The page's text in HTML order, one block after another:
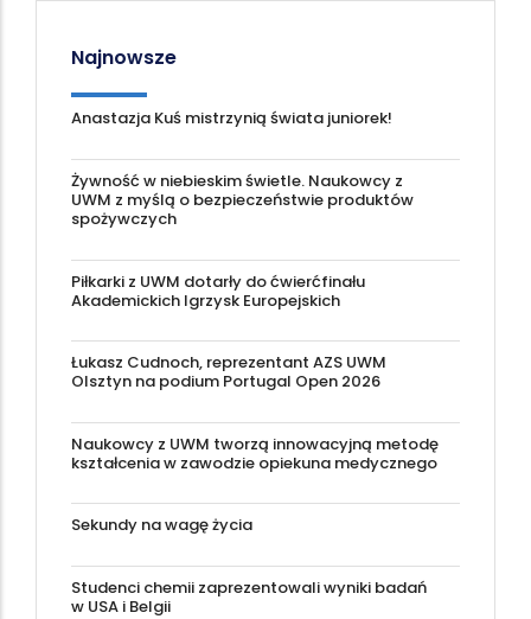
Najnowsze
Anastazja Kuś mistrzynią świata juniorek!
Żywność w niebieskim świetle. Naukowcy z
UWM z myślą o bezpieczeństwie produktów
spożywczych
Piłkarki z UWM dotarły do ćwierćfinału
Akademickich Igrzysk Europejskich
Łukasz Cudnoch, reprezentant AZS UWM
Olsztyn na podium Portugal Open 2026
Naukowcy z UWM tworzą innowacyjną metodę
kształcenia w zawodzie opiekuna medycznego
Sekundy na wagę życia
Studenci chemii zaprezentowali wyniki badań
w USA i Belgii